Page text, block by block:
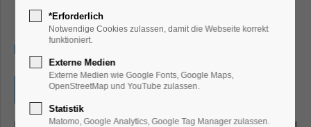
Kinder, Jugend, Lesung, Mitmach-Aktion
Eintritt frei
*Erforderlich
Notwendige Cookies zulassen, damit die Webseite korrekt
funktioniert.
Externe Medien
Externe Medien wie Google Fonts, Google Maps,
OpenStreetMap und YouTube zulassen.
Statistik
Matomo, Google Analytics, Google Tag Manager zulassen.